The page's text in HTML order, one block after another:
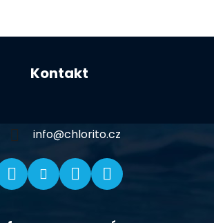
Kontakt
info@chlorito.cz